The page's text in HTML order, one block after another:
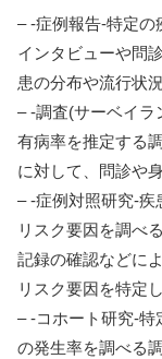
– -症例報告-特定の
インタビューや問
患の分布や流行状
– -調査(サーベイラ
有病率を推定する
に対して、問診や
– -症例対照研究-疾
リスク要因を調べ
記録の確認などに
リスク要因を特定し
– -コホート研究-特
の発生率を調べる